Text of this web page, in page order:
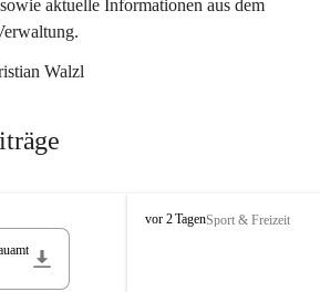
aktuelle Informationen aus dem
Walzl
S
vor 2 TagenSport & Freizeit